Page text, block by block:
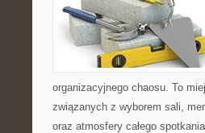
organizacyjnego chaosu. To
związanych z wyborem sali,
oraz atmosfery całego